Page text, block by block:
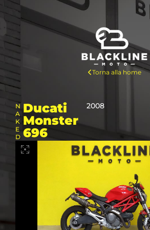
Torna alla home
N
A
K
E
D
Ducati
Monster
696
2008